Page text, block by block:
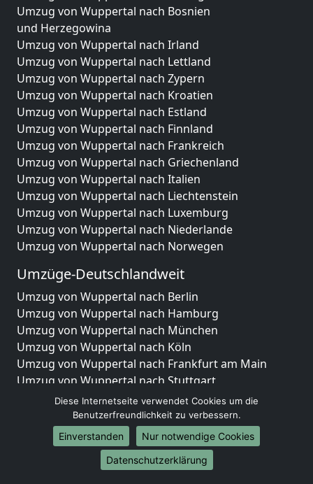
Umzug von Wuppertal nach Bosnien
und Herzegowina
Umzug von Wuppertal nach Irland
Umzug von Wuppertal nach Lettland
Umzug von Wuppertal nach Zypern
Umzug von Wuppertal nach Kroatien
Umzug von Wuppertal nach Estland
Umzug von Wuppertal nach Finnland
Umzug von Wuppertal nach Frankreich
Umzug von Wuppertal nach Griechenland
Umzug von Wuppertal nach Italien
Umzug von Wuppertal nach Liechtenstein
Umzug von Wuppertal nach Luxemburg
Umzug von Wuppertal nach Niederlande
Umzug von Wuppertal nach Norwegen
Umzüge-Deutschlandweit
Umzug von Wuppertal nach Berlin
Umzug von Wuppertal nach Hamburg
Umzug von Wuppertal nach München
Umzug von Wuppertal nach Köln
Umzug von Wuppertal nach Frankfurt am Main
Umzug von Wuppertal nach Stuttgart
Umzug von Wuppertal nach Düsseldorf
Umzug von Wuppertal nach Leipzig
Umzug von Wuppertal nach Dortmund
Umzug von Wuppertal nach Essen
Umzug von Wuppertal nach Bremen
Diese Internetseite verwendet Cookies um die
Benutzerfreundlichkeit zu verbessern.
Einverstanden
Nur notwendige Cookies
Datenschutzerklärung